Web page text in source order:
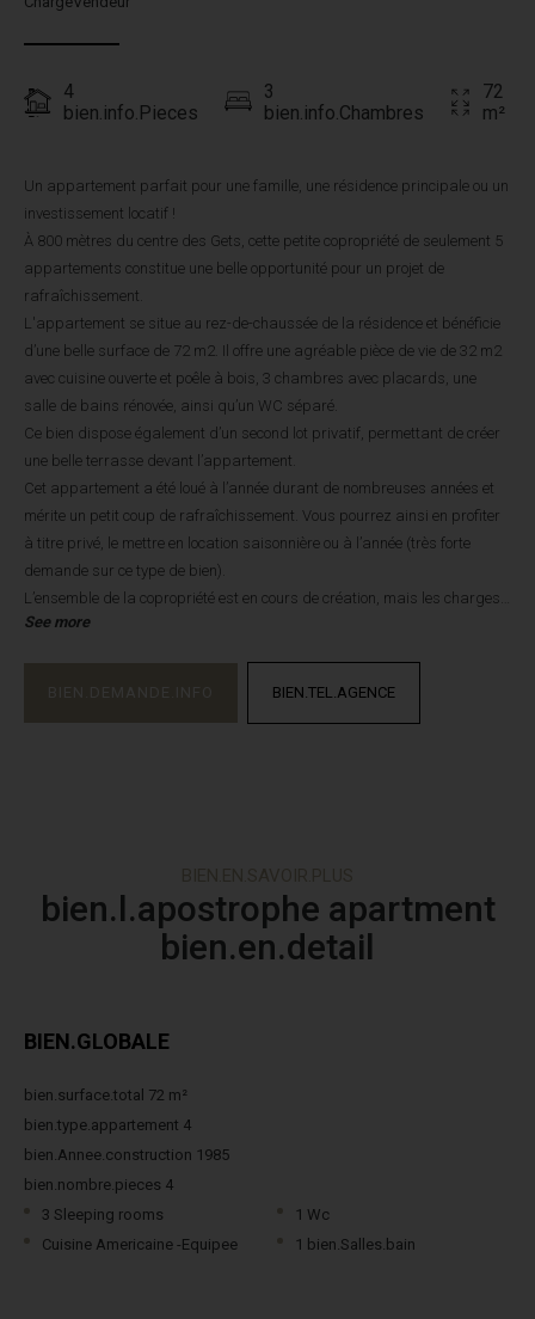
4
bien.info.Pieces
3
bien.info.Chambres
72
m²
Un appartement parfait pour une famille, une résidence principale ou un
investissement locatif !
À 800 mètres du centre des Gets, cette petite copropriété de seulement 5
appartements constitue une belle opportunité pour un projet de
rafraîchissement.
L'appartement se situe au rez-de-chaussée de la résidence et bénéficie
d’une belle surface de 72 m2. Il offre une agréable pièce de vie de 32 m2
avec cuisine ouverte et poêle à bois, 3 chambres avec placards, une
salle de bains rénovée, ainsi qu’un WC séparé.
Ce bien dispose également d’un second lot privatif, permettant de créer
une belle terrasse devant l’appartement.
Cet appartement a été loué à l’année durant de nombreuses années et
mérite un petit coup de rafraîchissement. Vous pourrez ainsi en profiter
à titre privé, le mettre en location saisonnière ou à l’année (très forte
demande sur ce type de bien).
L’ensemble de la copropriété est en cours de création, mais les charges
de copropriété sont quasi nulles. En effet, les parties communes sont
See more
BIEN.TEL.AGENCE
bien.l.apostrophe apartment
bien.en.detail
BIEN.GLOBALE
bien.surface.total 72 m²
bien.type.appartement 4
bien.Annee.construction 1985
bien.nombre.pieces 4
3 Sleeping rooms
1 Wc
Cuisine Americaine -Equipee
1 bien.Salles.bain